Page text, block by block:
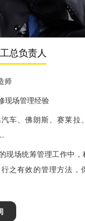
总负责人
师
现场管理经验
车、佛朗斯、赛莱拉
现场统筹管理工作中，
之有效的管理方法，